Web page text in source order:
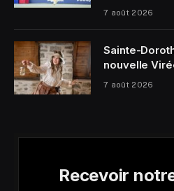
7 août 2026
Sainte-
nouvelle
7 août 2026
Recevoir